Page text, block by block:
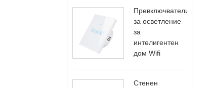
Превключватели
за осветление
за
интелигентен
дом Wifi
Стенен